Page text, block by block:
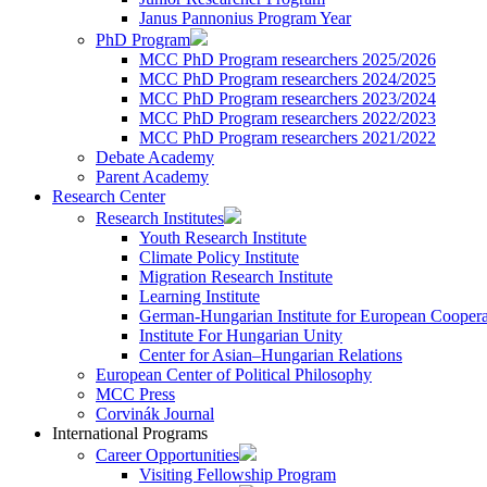
Janus Pannonius Program Year
PhD Program
MCC PhD Program researchers 2025/2026
MCC PhD Program researchers 2024/2025
MCC PhD Program researchers 2023/2024
MCC PhD Program researchers 2022/2023
MCC PhD Program researchers 2021/2022
Debate Academy
Parent Academy
Research Center
Research Institutes
Youth Research Institute
Climate Policy Institute
Migration Research Institute
Learning Institute
German-Hungarian Institute for European
Institute For Hungarian Unity
Center for Asian–Hungarian Relations
European Center of Political Philosophy
MCC Press
Corvinák Journal
International Programs
Career Opportunities
Visiting Fellowship Program